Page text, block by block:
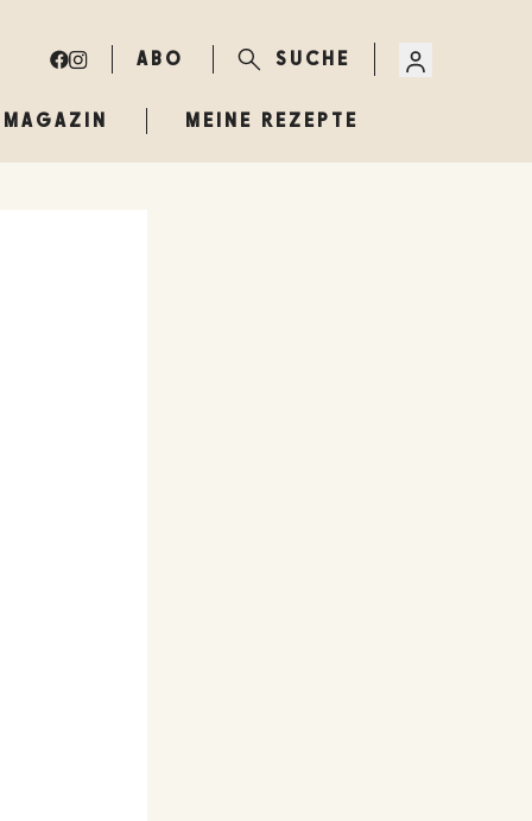
ABO SUCHE
MAGAZIN MEINE REZEPTE